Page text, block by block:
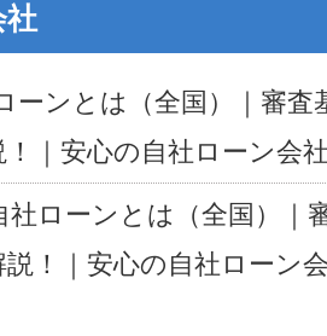
社
ーンとは（全国）｜審査
｜安心の自社ローン会
社ローンとは（全国）｜
！｜安心の自社ローン